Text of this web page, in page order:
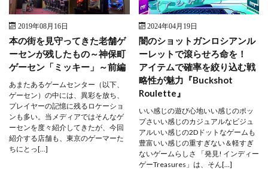
2019年08月16日
本の街を見守ってきた老舗ゲ
ーセンが残したもの～神保町
ゲーセン「ミッキー」～前編
あまたあるゲームセンター（以下、
ゲーセン）の中には、異彩を放ち、
プレイヤーの記憶に残るロケーショ
ンも多い。当メディアではそんなゲ
ーセンを度々紹介してきたが、今回
紹介する店舗も、東京のゲーマーた
ちにとっ[…]
2024年04月19日
闇のショットガンロシアンル
ーレットで滾らせろ命を！
アイテムで確率を絞り込む戦
略性が魅力『Buckshot
Roulette』
いい感じの遊び心地いい感じのポッ
プさいい感じのカジュアルなビジュ
アルいい感じの2Dドットなゲームも
豊富いい感じの重すぎない＆軽すぎ
ないゲームらしさ 「発見! インディー
ゲーTreasures」は、そん[…]